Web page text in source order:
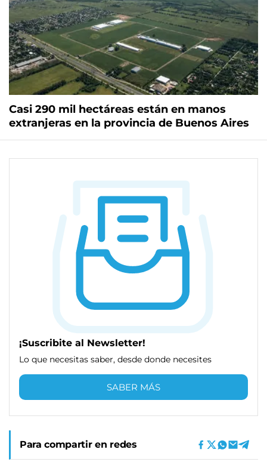
Casi 290 mil hectáreas están en manos
extranjeras en la provincia de Buenos Aires
¡Suscribite al Newsletter!
Lo que necesitas saber, desde donde necesites
SABER MÁS
Para compartir en redes